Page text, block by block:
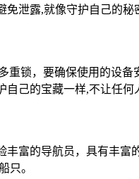
泄露,就像守护自己的秘
锁，要确保使用的设
己的宝藏一样,不让任何
富的导航员，具有丰富
只。